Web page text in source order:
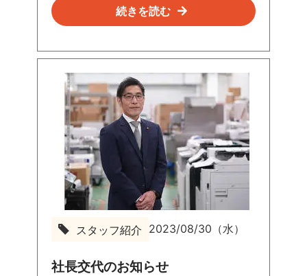
続きを読む
スタッフ紹介 2023/08/30（水）
社長交代のお知らせ